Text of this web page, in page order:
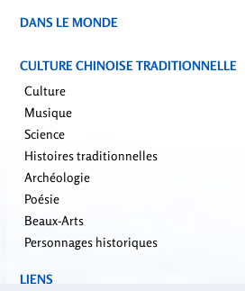
DANS LE MONDE
CULTURE CHINOISE TRADITIONNELLE
Culture
Musique
Science
Histoires traditionnelles
Archéologie
Poésie
Beaux-Arts
Personnages historiques
LIENS